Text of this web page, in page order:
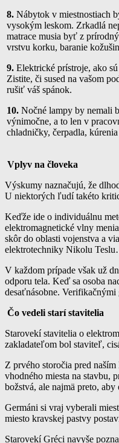
8. Nábytok v miestnostiach
vysokým leskom. Zrkadlá
matrace musia byť z
vrstvu korku, baranie
9. Elektrické prístroje, ako
Zistite, či sused na vašom
rušiť váš spánok.
10. Nočné lampy by nemali
výnimočne, a to len v
chladničky, čerpadla,
Vplyv na človeka
Výskumy naznačujú, že
U niektorých ľudí takéto
Keďže ide o individuálnu
elektromagnetické vlny
skôr do oblasti vojenstva a
elektrotechniky Nikolu
V každom prípade však už
odporu tela. Keď sa osoba
desaťnásobne.
Čo vedeli starí stavitelia
Starovekí stavitelia o
zakladateľom bol staviteľ,
Z prvého storočia pred
vhodného miesta na stavbu,
božstvá, ale najmä preto,
Germáni si vraj vyberali
miesto kravskej pastvy
Starovekí Gréci navyše